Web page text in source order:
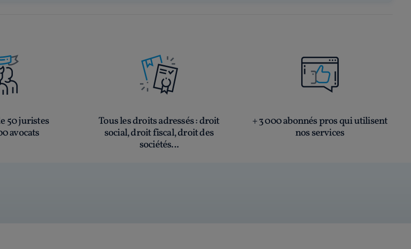
50 juristes
avocats
Tous les droits adressés: droit
social, droit fiscal, droit des
sociétés...
+ 3 000 abonnés pros qui utilisent
nos services